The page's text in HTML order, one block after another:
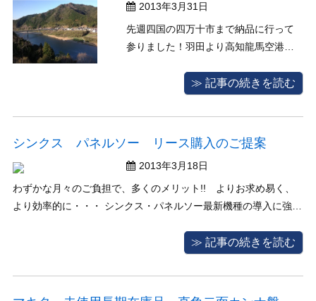
2013年3月31日
先週四国の四万十市まで納品に行って
参りました！羽田より高知龍馬空港ま
と１３０kmの道のり奥深い山に囲ま
は木工機械数台です。四万十市を流れ
る清流四万十川と山々の景観はとても
心癒されるような時間がゆっくりと流
れる場所 ...
≫ 記事の続きを読む
シンクス パネルソー リース購入のご提案
2013年3月18日
わずかな月々のご負担で、多くのメリット!! よりお求め易く、
より効率的に・・・ シンクス・パネルソー最新機種の導入に強力
http://www.shinx.co.jp/htm/mokkou/01_cut/mokkou_cut_ ...
≫ 記事の続きを読む